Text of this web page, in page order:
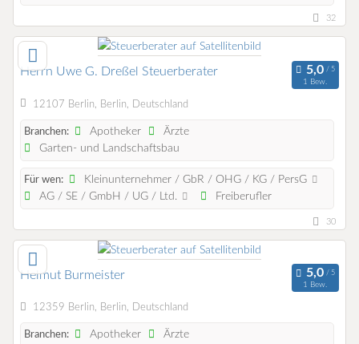
32
Herrn Uwe G. Dreßel Steuerberater
1 Bew.
12107 Berlin, Berlin, Deutschland
Branchen: Apotheker
Ärzte
Garten- und Landschaftsbau
Für wen:
Kleinunternehmer / GbR / OHG / KG / PersG
AG / SE / GmbH / UG / Ltd.
Freiberufler
30
Helmut Burmeister
1 Bew.
12359 Berlin, Berlin, Deutschland
Branchen: Apotheker
Ärzte